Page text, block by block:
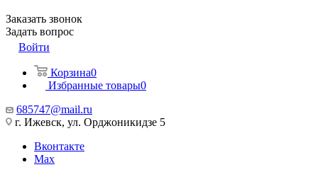
Заказать звонок
Задать вопрос
Войти
Корзина0
Избранные товары0
685747@mail.ru
г. Ижевск, ул. Орджоникидзе 5
Вконтакте
Max